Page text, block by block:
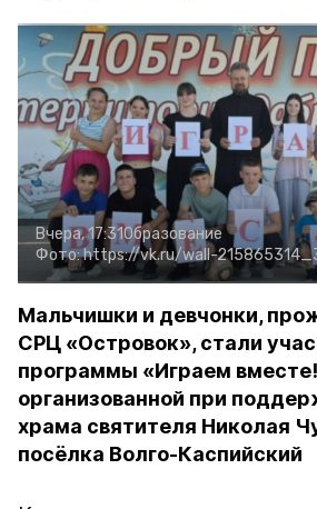
Вчера, 17:31Образование
Фото:https://vk.ru/wall-
Мальчишки и девчонки,
СРЦ «Островок», стали
программы «Играем
организованной при
храма святителя Николая
посёлка Волго-Каспийский